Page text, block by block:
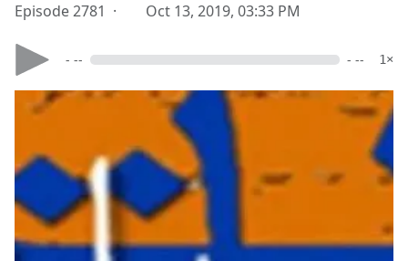
Episode 2781 · Oct 13, 2019, 03:33 PM
- -- - -- 1×